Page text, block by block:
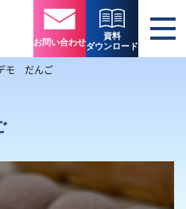
お問い合わせ
資料
ダウンロード
モ だんご